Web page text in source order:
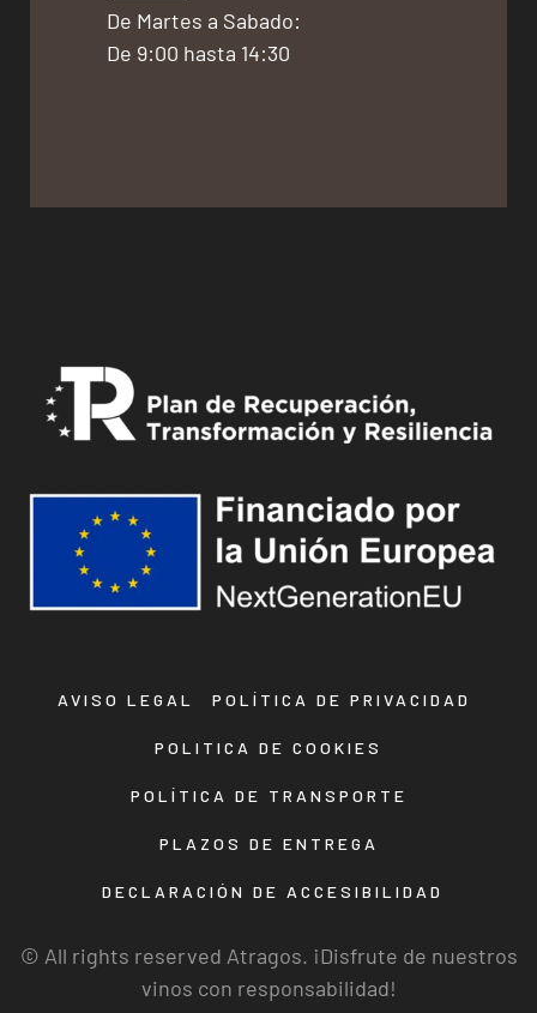
De Martes a Sabado:
De 9:00 hasta 14:30
AVISO LEGAL POLÍTICA DE PRIVACIDAD
POLITICA DE COOKIES
POLÍTICA DE TRANSPORTE
PLAZOS DE ENTREGA
DECLARACIÓN DE ACCESIBILIDAD
© All rights reserved Atragos. ¡Disfrute de nuestros
vinos con responsabilidad!